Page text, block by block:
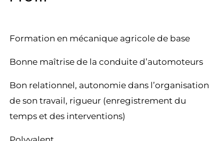
Formation en mécanique agricole de base
Bonne maîtrise de la conduite d’automoteurs
Bon relationnel, autonomie dans l’organisation
de son travail, rigueur (enregistrement du
temps et des interventions)